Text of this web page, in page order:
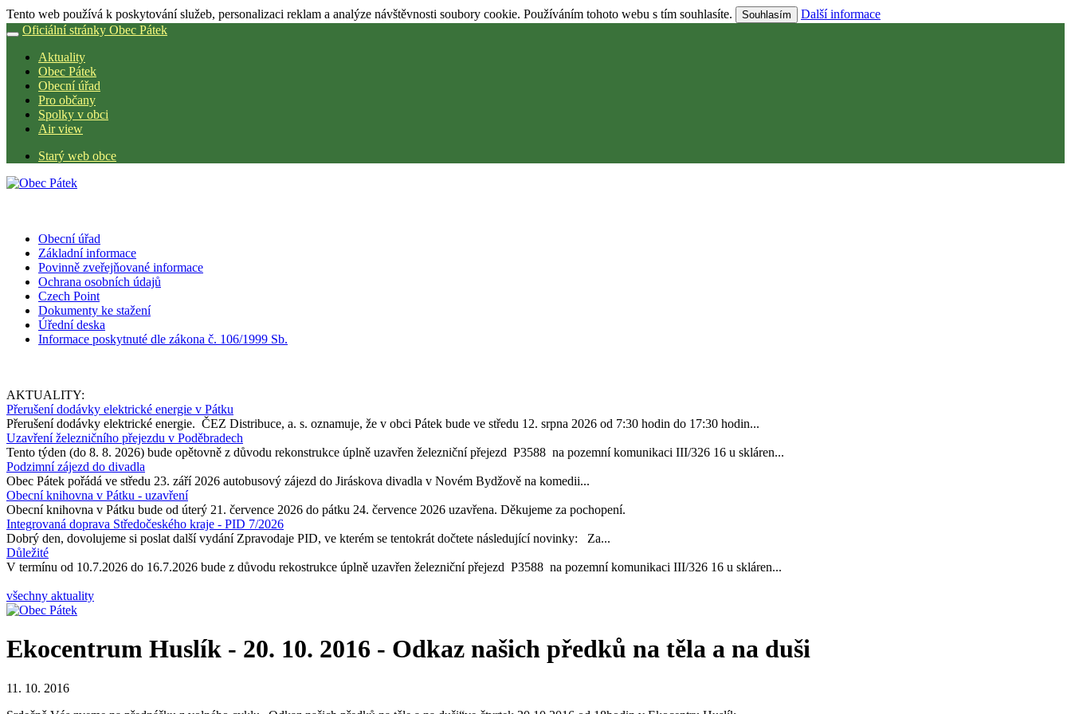
Tento web používá k poskytování služeb, personalizaci reklam a analýze návštěvnosti soubory cookie. Používáním tohoto webu s tím souhlasíte. Souhlasím
Další informace
Oficiální stránky Obec Pátek
Aktuality
Obec Pátek
Obecní úřad
Pro občany
Spolky v obci
Air view
Starý web obce
Obecní úřad
Základní informace
Povinně zveřejňované informace
Ochrana osobních údajů
Czech Point
Dokumenty ke stažení
Úřední deska
Informace poskytnuté dle zákona č. 106/1999 Sb.
AKTUALITY:
Přerušení dodávky elektrické energie v Pátku
Přerušení dodávky elektrické energie. ČEZ Distribuce, a. s. oznamuje, že v obci Pátek bude ve středu 12. srpna 2026 od 7:30 hodin do 17:30 hodin...
Uzavření železničního přejezdu v Poděbradech
Tento týden (do 8. 8. 2026) bude opětovně z důvodu rekonstrukce úplně uzavřen železniční přejezd P3588 na pozemní komunikaci III/326 16 u skláren...
Podzimní zájezd do divadla
Obec Pátek pořádá ve středu 23. září 2026 autobusový zájezd do Jiráskova divadla v Novém Bydžově na komedii...
Obecní knihovna v Pátku - uzavření
Obecní knihovna v Pátku bude od úterý 21. července 2026 do pátku 24. července 2026 uzavřena. Děkujeme za pochopení.
Integrovaná doprava Středočeského kraje - PID 7/2026
Dobrý den, dovolujeme si poslat další vydání Zpravodaje PID, ve kterém se tentokrát dočtete následující novinky: Za...
Důležité
V termínu od 10.7.2026 do 16.7.2026 bude z důvodu rekostrukce úplně uzavřen železniční přejezd P3588 na pozemní komunikaci III/326 16 u skláren...
všechny aktuality
Ekocentrum Huslík - 20. 10. 2016 - Odkaz našich předků na těla a na duši
11. 10. 2016